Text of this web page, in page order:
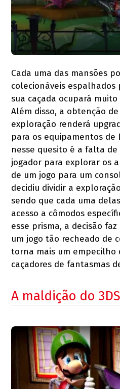
Cada uma das mansões
colecionáveis espalhados
sua caçada ocupará
Além disso, a obtenção
exploração renderá
para os equipamentos de
nesse quesito é a falta
jogador para explorar os
de um jogo para um
decidiu dividir a
sendo que cada uma
acesso a cômodos
esse prisma, a decisão
um jogo tão recheado de
torna mais um empecilho
caçadores de fantasmas
A maldição do 3DS